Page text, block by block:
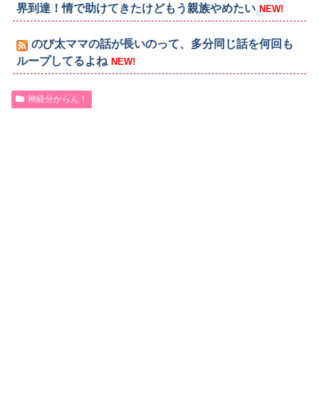
界到達！情で助けてきたけどもう親族やめたい NEW!
のび太ママの話が長いのって、多分同じ話を何回も
ループしてるよね NEW!
神経分からん！